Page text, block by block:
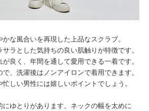
な風合いを再現した上品なスクラブ。
ラとした気持ちの良い肌触りが特徴です。
良く、年間を通して愛用できる一着です。
、洗濯後はノンアイロンで着用できます。
しい男性には嬉しいポイントでしょう。
にゆとりがあります。ネックの幅を太めに